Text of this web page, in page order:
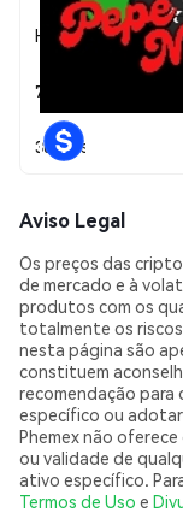
Hoje
7 Dias
30 Dias
Aviso Legal
Os preços das
de mercado e à
produtos com os
totalmente os
nesta página são
constituem
recomendação para
específico ou
Phemex não
ou validade de
ativo específico.
Termos de Uso e